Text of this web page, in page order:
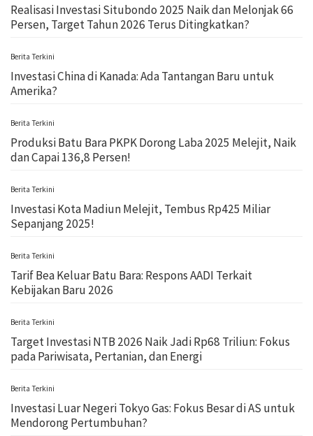
Realisasi Investasi Situbondo 2025 Naik dan Melonjak 66
Persen, Target Tahun 2026 Terus Ditingkatkan?
Berita Terkini
Investasi China di Kanada: Ada Tantangan Baru untuk
Amerika?
Berita Terkini
Produksi Batu Bara PKPK Dorong Laba 2025 Melejit, Naik
dan Capai 136,8 Persen!
Berita Terkini
Investasi Kota Madiun Melejit, Tembus Rp425 Miliar
Sepanjang 2025!
Berita Terkini
Tarif Bea Keluar Batu Bara: Respons AADI Terkait
Kebijakan Baru 2026
Berita Terkini
Target Investasi NTB 2026 Naik Jadi Rp68 Triliun: Fokus
pada Pariwisata, Pertanian, dan Energi
Berita Terkini
Investasi Luar Negeri Tokyo Gas: Fokus Besar di AS untuk
Mendorong Pertumbuhan?